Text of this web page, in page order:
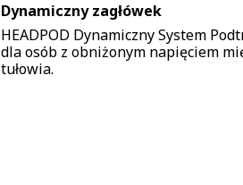
Dynamiczny zagłówek
HEADPOD Dynamiczny System
dla osób z obniżonym napięciem
tułowia.